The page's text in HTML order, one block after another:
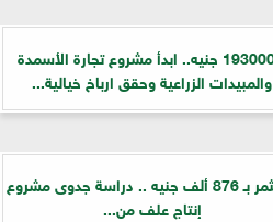
بـ 193000 جنيه.. ابدأ مشروع تجارة الأسمدة
والمبيدات الزراعية وحقق ارباخ خيالية...
استثمر بـ 876 ألف جنيه .. دراسة جدوى مشروع
إنتاج علف من...